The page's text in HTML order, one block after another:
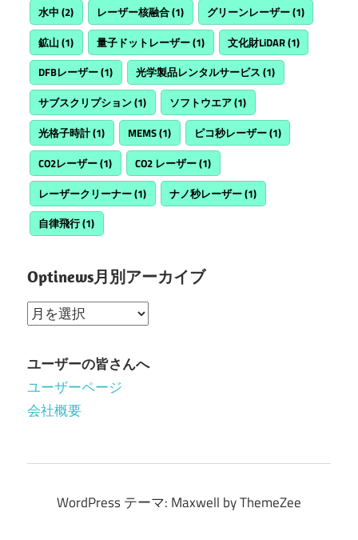
水中 (2) レーザー核融合(1) グリーンレーザー(1)
鉱山 (1) 量子ドットレーザー(1) 文化財LiDAR(1)
DFBレーザー(1) 光学製品レンタルサービス (1)
サブスクリプション(1) ソフトウエア(1)
光格子時計(1) MEMS(1) ピコ秒レーザー(1)
CO2レーザー(1) CO2 レーザー(1)
レーザークリーナー(1) ナノ秒レーザー(1)
自律飛行(1)
Optinews月別アーカイブ
Optinews
別
ア
ー
ユーザーの皆さんへ
ユーザーページ
会社概要
WordPress テーマ: Maxwell by ThemeZee